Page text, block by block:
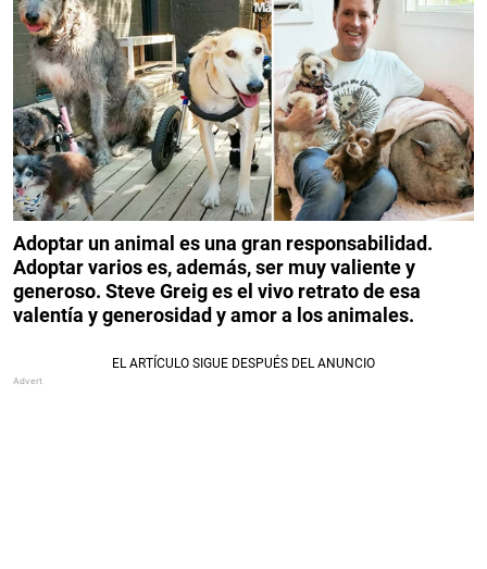
Adoptar un animal es una gran responsabilidad.
Adoptar varios es, además, ser muy valiente y
generoso. Steve Greig es el vivo retrato de esa
valentía y generosidad y amor a los animales.